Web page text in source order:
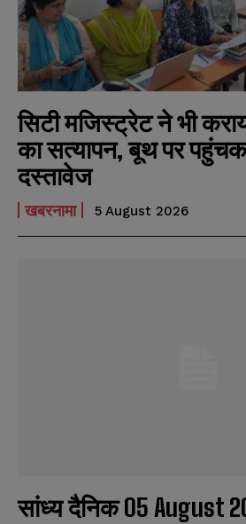
सिटी मजिस्ट्रेट ने भी
का सत्यापन, बूथ पर
दस्तावेज
खबरनामा 5 August 2026
सांध्य दैनिक 05 August